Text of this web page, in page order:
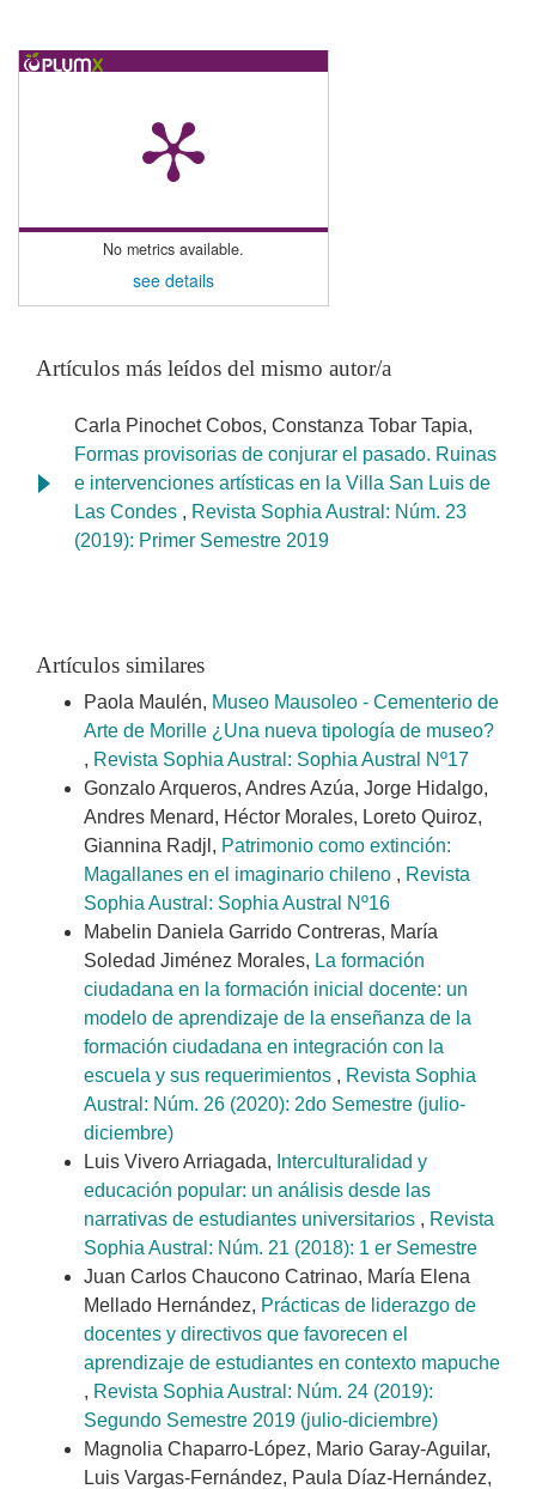
No metrics available.
see details
Artículos más leídos del mismo autor/a
Carla Pinochet Cobos, Constanza Tobar Tapia,
Formas provisorias de conjurar el pasado. Ruinas
e intervenciones artísticas en la Villa San Luis de
Las Condes , Revista Sophia Austral: Núm. 23
(2019): Primer Semestre 2019
Artículos similares
Paola Maulén, Museo Mausoleo - Cementerio de
Arte de Morille ¿Una nueva tipología de museo?
, Revista Sophia Austral: Sophia Austral Nº17
Gonzalo Arqueros, Andres Azúa, Jorge Hidalgo,
Andres Menard, Héctor Morales, Loreto Quiroz,
Giannina Radjl, Patrimonio como extinción:
Magallanes en el imaginario chileno , Revista
Sophia Austral: Sophia Austral Nº16
Mabelin Daniela Garrido Contreras, María
Soledad Jiménez Morales, La formación
ciudadana en la formación inicial docente: un
modelo de aprendizaje de la enseñanza de la
formación ciudadana en integración con la
escuela y sus requerimientos , Revista Sophia
Austral: Núm. 26 (2020): 2do Semestre (julio-
diciembre)
Luis Vivero Arriagada, Interculturalidad y
educación popular: un análisis desde las
narrativas de estudiantes universitarios , Revista
Sophia Austral: Núm. 21 (2018): 1 er Semestre
Juan Carlos Chaucono Catrinao, María Elena
Mellado Hernández, Prácticas de liderazgo de
docentes y directivos que favorecen el
aprendizaje de estudiantes en contexto mapuche
, Revista Sophia Austral: Núm. 24 (2019):
Segundo Semestre 2019 (julio-diciembre)
Magnolia Chaparro-López, Mario Garay-Aguilar,
Luis Vargas-Fernández, Paula Díaz-Hernández,